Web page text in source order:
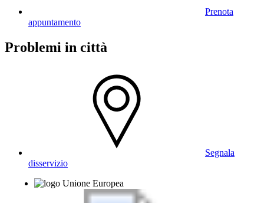
Prenota
appuntamento
Problemi in città
Segnala
disservizio